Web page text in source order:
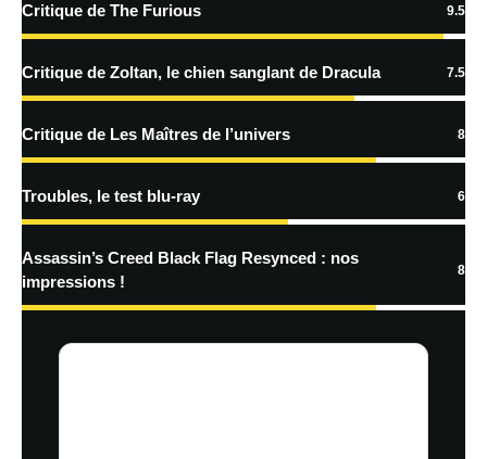
En savoir
traitées
Critique de The Furious 9.5
Critique de Zoltan, le chien sanglant de Dracula 7.5
Critique de Les Maîtres de l’univers 8
Troubles, le test blu-ray 6
Assassin’s Creed Black Flag Resynced : nos
impressions !
8